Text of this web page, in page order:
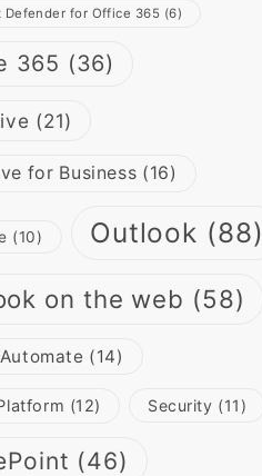
Defender for Office 365 (6)
365 (36)
(21)
for Business (16)
(10) Outlook (88)
on the web (58)
(14)
(12) Security (11)
(46)